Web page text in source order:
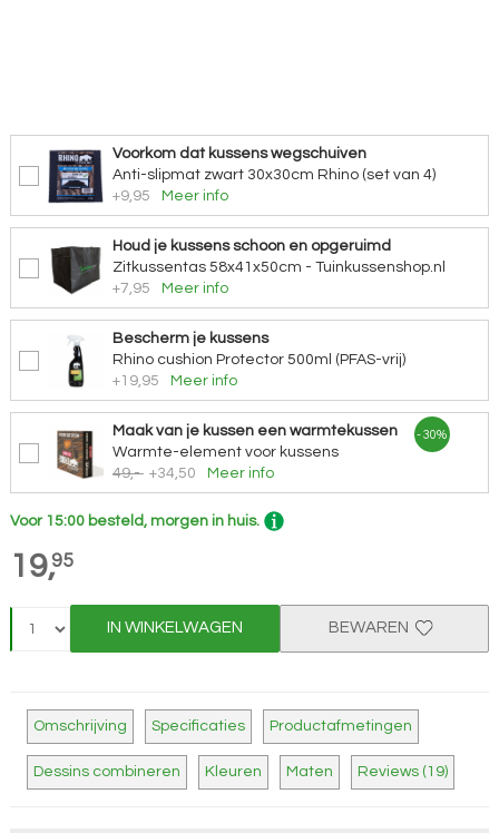
Voorkom dat kussens wegschuiven
Anti-slipmat zwart 30x30cm Rhino (set van 4)
+9,95
Meer info
Houd je kussens schoon en opgeruimd
Zitkussentas 58x41x50cm - Tuinkussenshop.nl
+7,95
Meer info
Bescherm je kussens
Rhino cushion Protector 500ml (PFAS-vrij)
+19,95
Meer info
Maak van je kussen een warmtekussen
Warmte-element voor kussens
49,- +34,50 Meer info
- 30%
Voor 15:00 besteld, morgen in huis.
19,95
IN WINKELWAGEN BEWAREN
Omschrijving Specificaties Productafmetingen
Dessins combineren Kleuren Maten Reviews (19)